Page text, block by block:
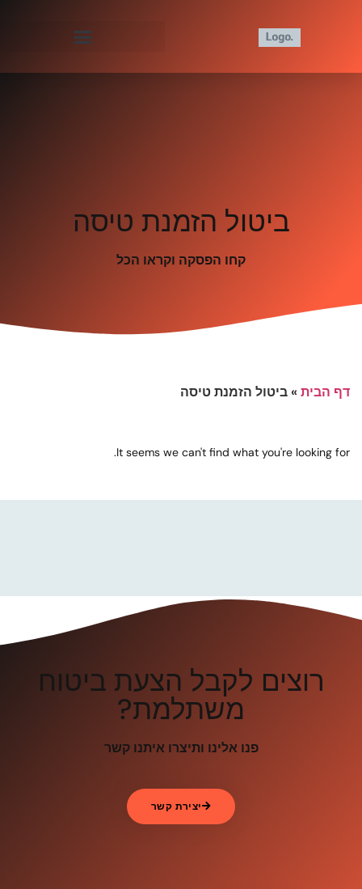
ביטול הזמנת טיסה
קחו הפסקה וקראו הכל
דף הבית»ביטול הזמנת טיסה
It seems we can't find what you're looking for.
רוצים לקבל הצעת ביטוח
משתלמת?
פנו אלינו ותיצרו איתנו קשר
יצירת קשר